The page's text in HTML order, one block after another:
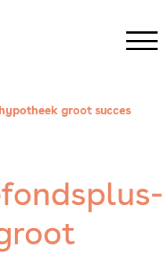
groot succes